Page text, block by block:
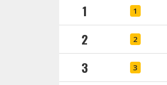
1 1
2 2
3 3